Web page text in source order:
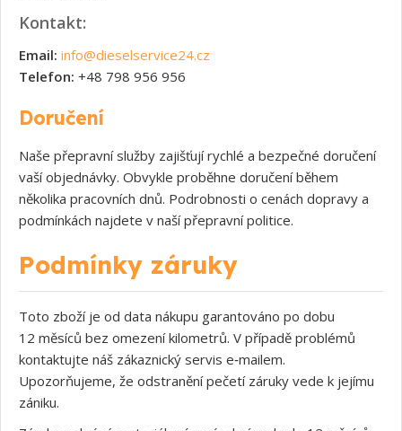
Kontakt:
Email: info@dieselservice24.cz
Telefon: +48 798 956 956
Doručení
Naše přepravní služby zajišťují rychlé a bezpečné doručení
vaší objednávky. Obvykle proběhne doručení během
několika pracovních dnů. Podrobnosti o cenách dopravy a
podmínkách najdete v naší přepravní politice.
Podmínky záruky
Toto zboží je od data nákupu garantováno po dobu
12 měsíců bez omezení kilometrů. V případě problémů
kontaktujte náš zákaznický servis e‑mailem.
Upozorňujeme, že odstranění pečetí záruky vede k jejímu
zániku.